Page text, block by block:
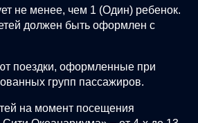
не менее, чем 1 (Один) ребенок.
должен быть оформлен с
поездки, оформленные при
групп пассажиров.
на момент посещения